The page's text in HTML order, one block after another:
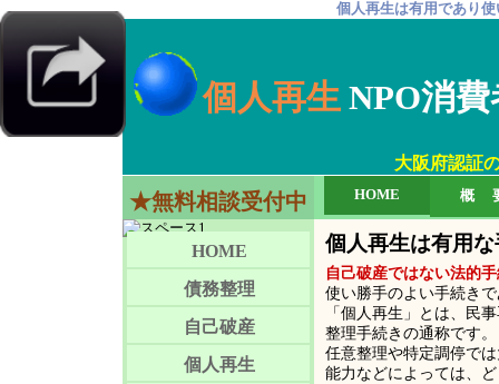
個人再生は有用であり
個人再生 NPO消
大阪府認証
★無料相談受付中 HOME 概
HOME
債務整理
自己破産
個人再生
個人再生は有用
自己破産ではない法的
使い勝手のよい手続き
「個人再生」とは、民
整理手続きの通称です。
任意整理や特定調停で
能力などによっては、